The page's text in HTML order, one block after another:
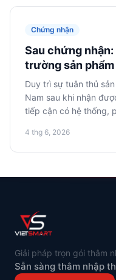
Chứng nhận
Sau chứng
trường sản
Duy trì sự tuân thủ
Nam sau khi nhận
tiếp cận có hệ thống,
xác các yêu cầu về
để tránh vi phạm và
4 thg 6, 2026
Giải pháp trọn gói thâm
Sẵn sàng thâm nhập